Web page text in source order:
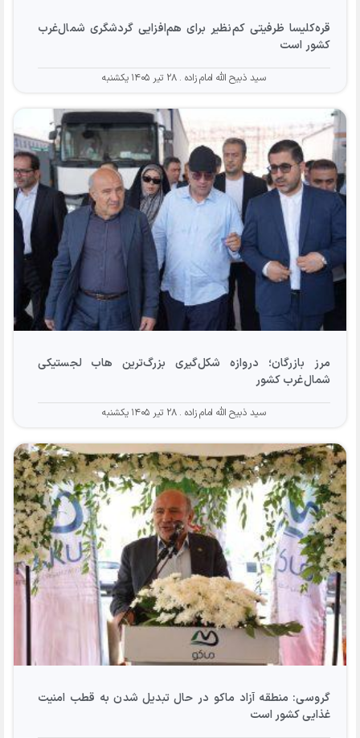
قره‌کلیسا ظرفیتی کم‌نظیر برای هم‌افزایی گردشگری شمال‌غرب
کشور است
سید ذبیح الله امام زاده ۲۸ تیر ۱۴۰۵ یکشنبه
مرز بازرگان؛ دروازه شکل‌گیری بزرگ‌ترین هاب لجستیکی
شمال‌غرب کشور
سید ذبیح الله امام زاده ۲۸ تیر ۱۴۰۵ یکشنبه
گروسی: منطقه آزاد ماکو در حال تبدیل شدن به قطب امنیت
غذایی کشور است